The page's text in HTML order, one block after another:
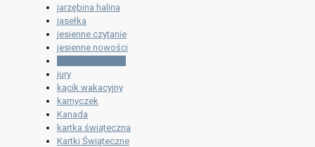
jarzębina halina
jasełka
jesienne czytanie
jesienne nowości
jury
kącik wakacyjny
kamyczek
Kanada
kartka świąteczna
Kartki Świąteczne